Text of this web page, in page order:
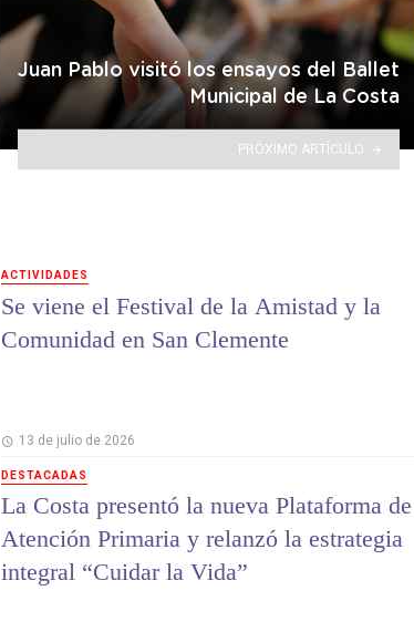
Juan Pablo visitó los ensayos del Ballet
Municipal de La Costa
PRÓXIMO ARTÍCULO
ACTIVIDADES
Se viene el Festival de la Amistad y la
Comunidad en San Clemente
13 de julio de 2026
DESTACADAS
La Costa presentó la nueva Plataforma de
Atención Primaria y relanzó la estrategia
integral “Cuidar la Vida”